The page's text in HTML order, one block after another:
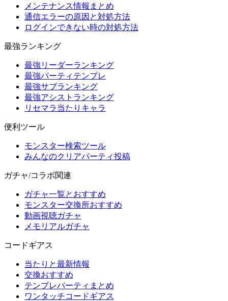
メンテナンス情報まとめ
通信エラーの原因と対処方法
ログインできない時の対処方法
最強ランキング
最強リーダーランキング
最強パーティテンプレ
最強サブランキング
最強アシストランキング
リセマラ当たりキャラ
便利ツール
モンスター検索ツール
みんなのクリアパーティ投稿
ガチャ/コラボ関連
ガチャ一覧とおすすめ
モンスター交換所おすすめ
動画視聴ガチャ
メモリアルガチャ
コードギアス
当たりと最新情報
交換おすすめ
テンプレパーティまとめ
ワンタッチコードギアス